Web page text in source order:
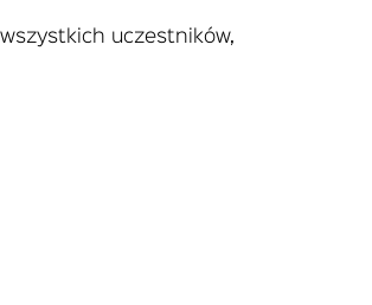
uczestników,